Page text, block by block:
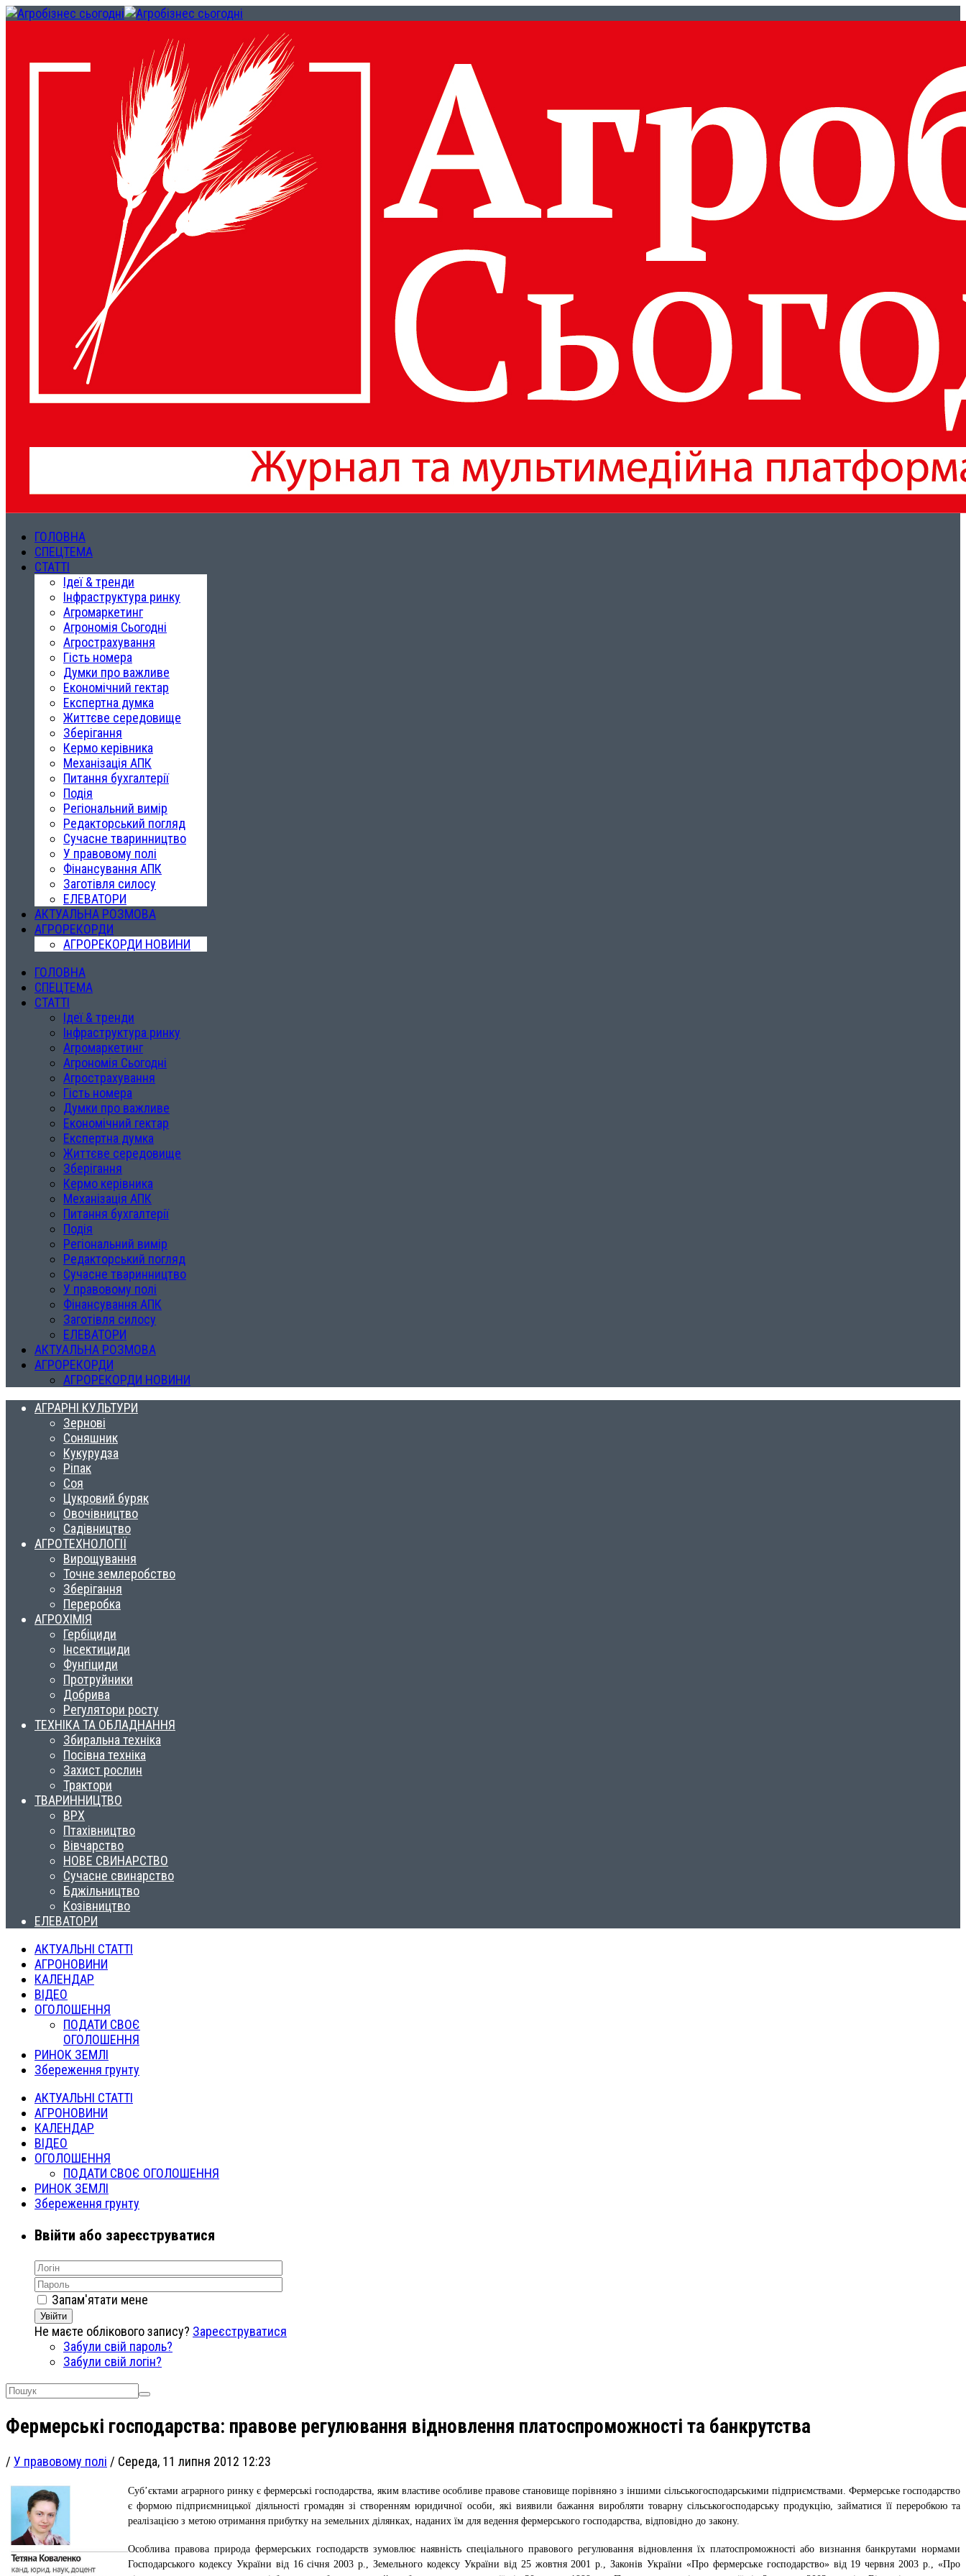
ГОЛОВНА
СПЕЦТЕМА
СТАТТІ
Ідеї & тренди
Інфраструктура ринку
Агромаркетинг
Агрономія Сьогодні
Агрострахування
Гість номера
Думки про важливе
Економічний гектар
Експертна думка
Життєве середовище
Зберігання
Кермо керівника
Механізація АПК
Питання бухгалтерії
Подія
Регіональний вимір
Редакторський погляд
Сучасне тваринництво
У правовому полі
Фінансування АПК
Заготівля силосу
ЕЛЕВАТОРИ
АКТУАЛЬНА РОЗМОВА
АГРОРЕКОРДИ
АГРОРЕКОРДИ НОВИНИ
ГОЛОВНА
СПЕЦТЕМА
СТАТТІ
Ідеї & тренди
Інфраструктура ринку
Агромаркетинг
Агрономія Сьогодні
Агрострахування
Гість номера
Думки про важливе
Економічний гектар
Експертна думка
Життєве середовище
Зберігання
Кермо керівника
Механізація АПК
Питання бухгалтерії
Подія
Регіональний вимір
Редакторський погляд
Сучасне тваринництво
У правовому полі
Фінансування АПК
Заготівля силосу
ЕЛЕВАТОРИ
АКТУАЛЬНА РОЗМОВА
АГРОРЕКОРДИ
АГРОРЕКОРДИ НОВИНИ
АГРАРНІ КУЛЬТУРИ
Зернові
Соняшник
Кукурудза
Ріпак
Соя
Цукровий буряк
Овочівництво
Садівництво
АГРОТЕХНОЛОГІЇ
Вирощування
Точне землеробство
Зберігання
Переробка
АГРОХІМІЯ
Гербіциди
Інсектициди
Фунгіциди
Протруйники
Добрива
Регулятори росту
ТЕХНІКА ТА ОБЛАДНАННЯ
Збиральна техніка
Посівна техніка
Захист рослин
Трактори
ТВАРИННИЦТВО
ВРХ
Птахівництво
Вівчарство
НОВЕ СВИНАРСТВО
Сучасне свинарство
Бджільництво
Козівництво
ЕЛЕВАТОРИ
АКТУАЛЬНІ СТАТТІ
АГРОНОВИНИ
КАЛЕНДАР
ВІДЕО
ОГОЛОШЕННЯ
ПОДАТИ СВОЄ
ОГОЛОШЕННЯ
РИНОК ЗЕМЛІ
Збереження грунту
АКТУАЛЬНІ СТАТТІ
АГРОНОВИНИ
КАЛЕНДАР
ВІДЕО
ОГОЛОШЕННЯ
ПОДАТИ СВОЄ ОГОЛОШЕННЯ
РИНОК ЗЕМЛІ
Збереження грунту
Ввійти або зареєструватися
Запам'ятати мене
Увійти
Не маєте облікового запису? Зареєструватися
Забули свій пароль?
Забули свій логін?
Фермерські господарства: правове регулювання відновлення платоспроможності та банкрутства
/ У правовому полі / Середа, 11 липня 2012 12:23
Суб’єктами аграрного ринку є фермерські господарства, яким властиве особливе правове становище порівняно з іншими сільськогосподарськими підприємствами. Фермерське господарство
є формою підприємницької діяльності громадян зі створенням юридичної особи, які виявили бажання виробляти товарну сільськогосподарську продукцію, займатися її переробкою та
реалізацією з метою отримання прибутку на земельних ділянках, наданих їм для ведення фермерського господарства, відповідно до закону.
Особлива правова природа фермерських господарств зумовлює наявність спеціального правового регулювання відновлення їх платоспроможності або визнання банкрутами нормами
Господарського кодексу України від 16 січня 2003 р., Земельного кодексу України від 25 жовтня 2001 р., Законів України «Про фермерське господарство» від 19 червня 2003 р., «Про